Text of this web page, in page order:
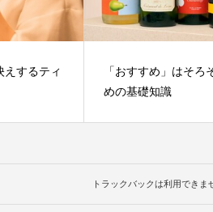
するティ
「おすすめ」はそろ
めの基礎知識
トラックバックは利用できま